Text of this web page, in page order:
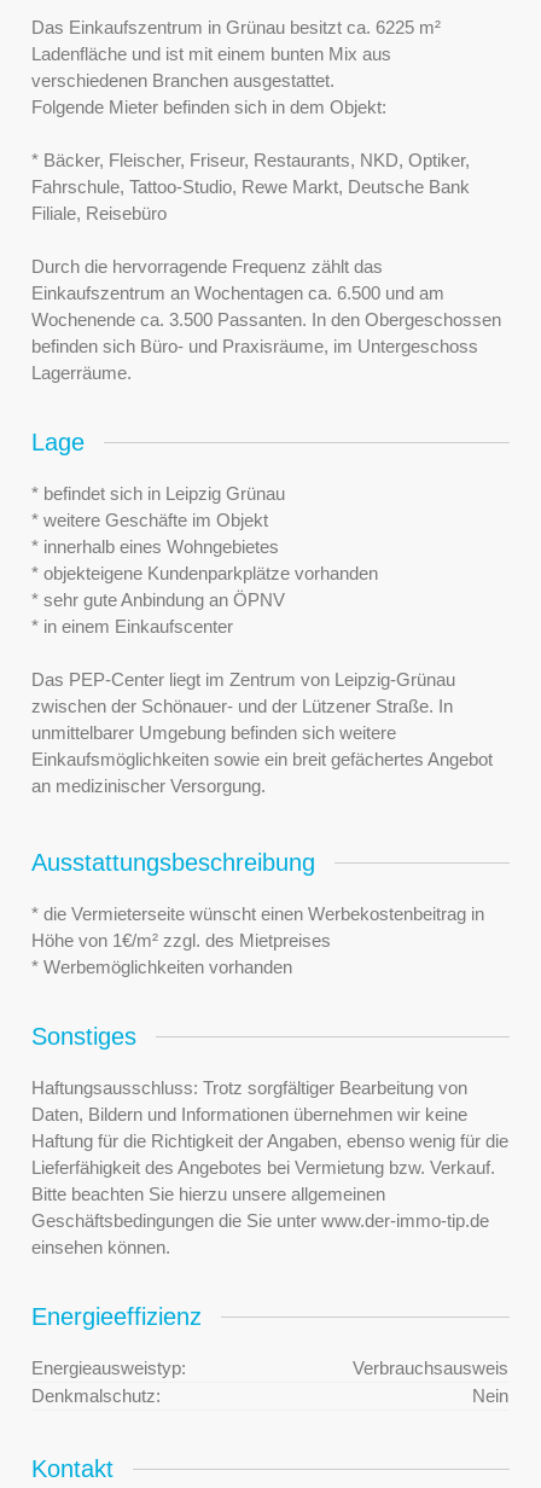
Das Einkaufszentrum in Grünau besitzt ca. 6225 m²
Ladenfläche und ist mit einem bunten Mix aus
verschiedenen Branchen ausgestattet.
Folgende Mieter befinden sich in dem Objekt:
* Bäcker, Fleischer, Friseur, Restaurants, NKD, Optiker,
Fahrschule, Tattoo-Studio, Rewe Markt, Deutsche Bank
Filiale, Reisebüro
Durch die hervorragende Frequenz zählt das
Einkaufszentrum an Wochentagen ca. 6.500 und am
Wochenende ca. 3.500 Passanten. In den Obergeschossen
befinden sich Büro- und Praxisräume, im Untergeschoss
Lagerräume.
Lage
* befindet sich in Leipzig Grünau
* weitere Geschäfte im Objekt
* innerhalb eines Wohngebietes
* objekteigene Kundenparkplätze vorhanden
* sehr gute Anbindung an ÖPNV
* in einem Einkaufscenter
Das PEP-Center liegt im Zentrum von Leipzig-Grünau
zwischen der Schönauer- und der Lützener Straße. In
unmittelbarer Umgebung befinden sich weitere
Einkaufsmöglichkeiten sowie ein breit gefächertes Angebot
an medizinischer Versorgung.
Ausstattungsbeschreibung
* die Vermieterseite wünscht einen Werbekostenbeitrag in
Höhe von 1€/m² zzgl. des Mietpreises
* Werbemöglichkeiten vorhanden
Sonstiges
Haftungsausschluss: Trotz sorgfältiger Bearbeitung von
Daten, Bildern und Informationen übernehmen wir keine
Haftung für die Richtigkeit der Angaben, ebenso wenig für die
Lieferfähigkeit des Angebotes bei Vermietung bzw. Verkauf.
Bitte beachten Sie hierzu unsere allgemeinen
Geschäftsbedingungen die Sie unter www.der-immo-tip.de
einsehen können.
Energieeffizienz
Energieausweistyp:
Verbrauchsausweis
Denkmalschutz:
Nein
Kontakt